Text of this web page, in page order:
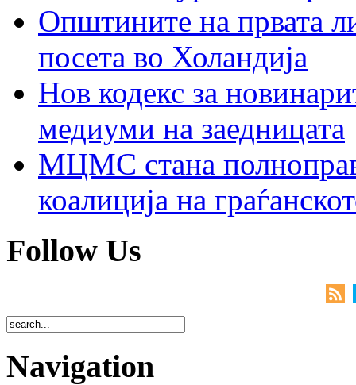
Општините на првата
посета во Холандија
Нов кодекс за
медиуми на заедницата
МЦМС стана
коалиција на
Follow Us
Navigation